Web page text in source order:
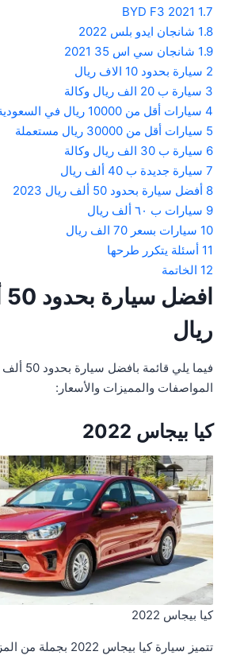
1.7
BYD F3 2021
1.8 شانجان ايدو بلس 2022
1.9 شانجان سي اس 35 2021
2 سيارة بحدود 10 الاف ريال
3 سيارة ب 20 الف ريال وكالة
4 سيارات أقل من 10000 ريال في السعودية
5 سيارات أقل من 30000 ريال مستعملة
6 سيارة ب 30 الف ريال وكالة
7 سيارة جديدة ب 40 ألف ريال
8 أفضل سيارة بحدود 50 ألف ريال 2023
9 سيارات ب ٦٠ ألف ريال
10 سيارات بسعر 70 الف ريال
11 أسئلة يتكرر طرحها
12 الخاتمة
ريال
فيما يلي قائمة
المواصفات والمميزات والأسعار:
كيا بيجاس 2022
كيا بيجاس 2022
تتميز سيارة كيا بيجاس